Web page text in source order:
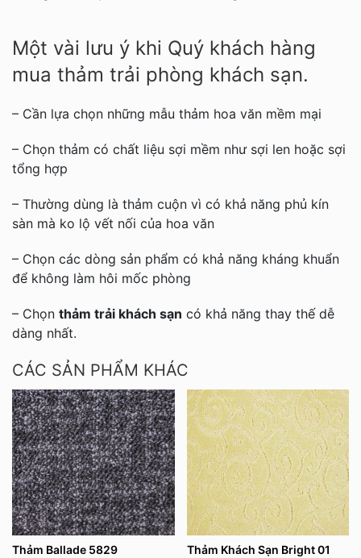
Một vài lưu ý khi Quý khách hàng
mua thảm trải phòng khách sạn.
– Cần lựa chọn những mẫu thảm hoa văn mềm mại
– Chọn thảm có chất liệu sợi mềm như sợi len hoặc sợi
tổng hợp
– Thường dùng là thảm cuộn vì có khả năng phủ kín
sàn mà ko lộ vết nối của hoa văn
– Chọn các dòng sản phẩm có khả năng kháng khuẩn
để không làm hôi mốc phòng
– Chọn thảm trải khách sạn có khả năng thay thế dễ
dàng nhất.
CÁC SẢN PHẨM KHÁC
Thảm Ballade 5829 Thảm Khách Sạn Bright 01